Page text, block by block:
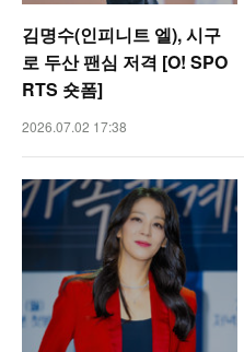
김명수(인피니트 엘), 시구
로 두산 팬심 저격 [O! SPO
RTS 숏폼]
2026.07.02 17:38